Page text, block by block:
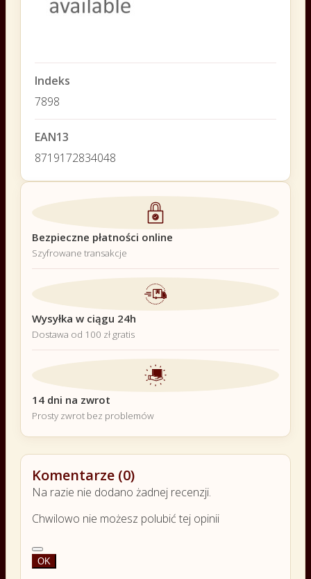
Indeks
7898
EAN13
8719172834048
Bezpieczne płatności online
Szyfrowane transakcje
Wysyłka w ciągu 24h
Dostawa od 100 zł gratis
14 dni na zwrot
Prosty zwrot bez problemów
Komentarze (0)
Na razie nie dodano żadnej recenzji.
Chwilowo nie możesz polubić tej opinii
OK